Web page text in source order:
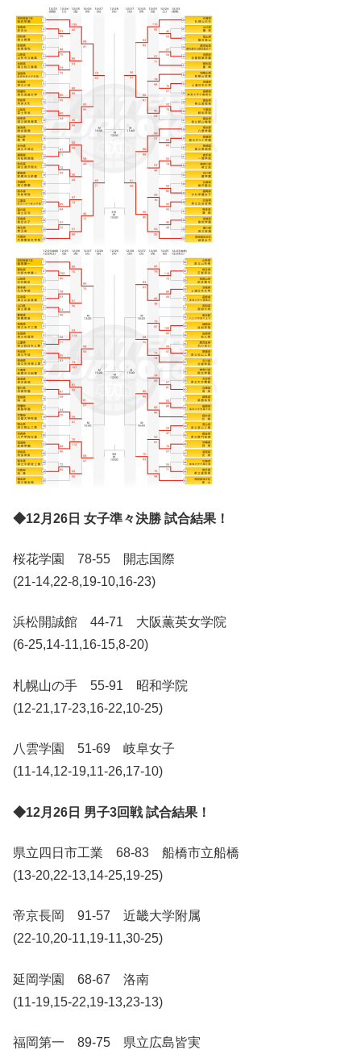
◆12月26日 女子準々決勝 試合結果！
桜花学園 78-55 開志国際
(21-14,22-8,19-10,16-23)
浜松開誠館 44-71 大阪薫英女学院
(6-25,14-11,16-15,8-20)
札幌山の手 55-91 昭和学院
(12-21,17-23,16-22,10-25)
八雲学園 51-69 岐阜女子
(11-14,12-19,11-26,17-10)
◆12月26日 男子3回戦 試合結果！
県立四日市工業 68-83 船橋市立船橋
(13-20,22-13,14-25,19-25)
帝京長岡 91-57 近畿大学附属
(22-10,20-11,19-11,30-25)
延岡学園 68-67 洛南
(11-19,15-22,19-13,23-13)
福岡第一 89-75 県立広島皆実